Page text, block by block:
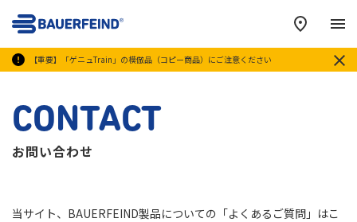
【重要】「ゲニュTrain」の模倣品（コピー商品）にご注意ください
メ
CONTACT
お問い合わせ
当サイト、BAUERFEIND製品についての「よくあるご質問」はこ